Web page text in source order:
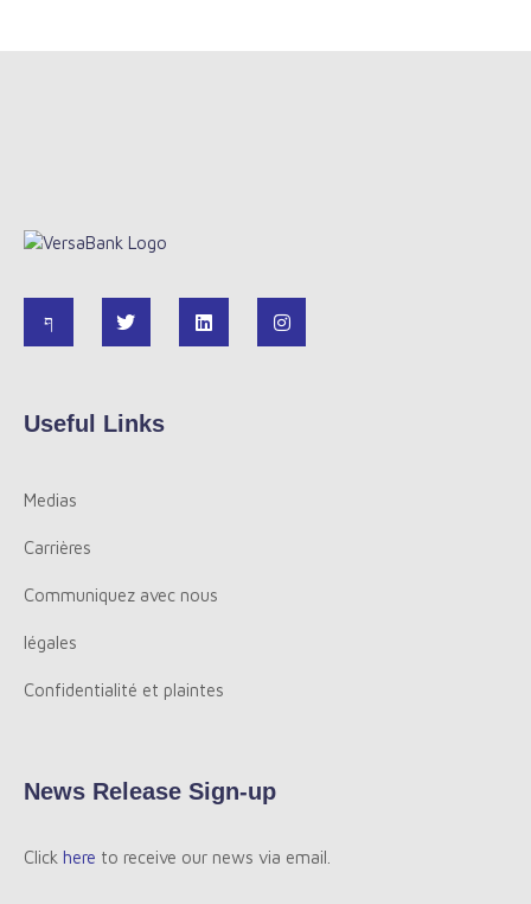
Useful Links
Medias
Carrières
Communiquez avec nous
légales
Confidentialité et plaintes
News Release Sign-up
Click here to receive our news via email.